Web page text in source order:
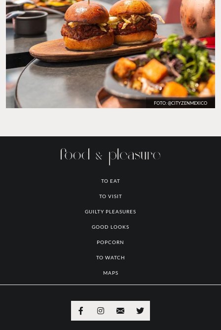
FOTO: @CITYZENMEXICO
TO EAT
TO VISIT
GUILTY PLEASURES
GOOD LOOKS
POPCORN
TO WATCH
MAPS